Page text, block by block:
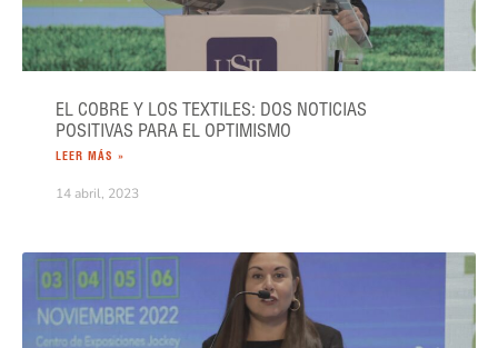
EL COBRE Y LOS TEXTILES: DOS NOTICIAS
POSITIVAS PARA EL OPTIMISMO
LEER MÁS »
14 abril, 2023